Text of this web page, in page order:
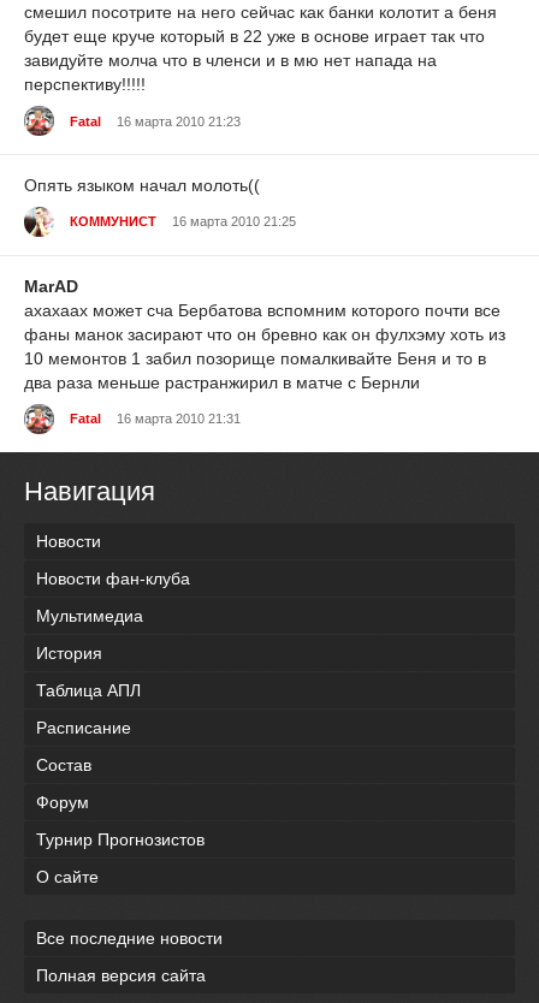
смешил посотрите на него сейчас как банки колотит а беня
будет еще круче который в 22 уже в основе играет так что
завидуйте молча что в членси и в мю нет напада на
перспективу!!!!!
Fatal 16 марта 2010 21:23
Опять языком начал молоть((
КОММУНИСТ 16 марта 2010 21:25
MarAD
ахахаах может сча Бербатова вспомним которого почти все
фаны манок засирают что он бревно как он фулхэму хоть из
10 мемонтов 1 забил позорище помалкивайте Беня и то в
два раза меньше растранжирил в матче с Бернли
Fatal 16 марта 2010 21:31
Навигация
Новости
Новости фан-клуба
Мультимедиа
История
Таблица АПЛ
Расписание
Состав
Форум
Турнир Прогнозистов
О сайте
Все последние новости
Полная версия сайта